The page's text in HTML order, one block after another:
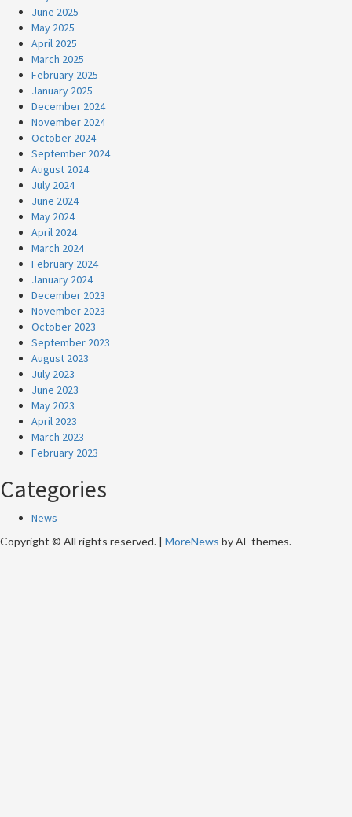
June 2025
May 2025
April 2025
March 2025
February 2025
January 2025
December 2024
November 2024
October 2024
September 2024
August 2024
July 2024
June 2024
May 2024
April 2024
March 2024
February 2024
January 2024
December 2023
November 2023
October 2023
September 2023
August 2023
July 2023
June 2023
May 2023
April 2023
March 2023
February 2023
Categories
News
Copyright © All rights reserved. | MoreNews by AF themes.